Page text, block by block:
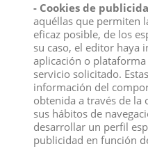
GATO
View
- Cookies de
aquéllas que permiten
eficaz posible, de los
su caso, el editor haya
aplicación o
servicio solicitado.
información del
obtenida a través de la
sus hábitos de
desarrollar un perfil
publicidad en función